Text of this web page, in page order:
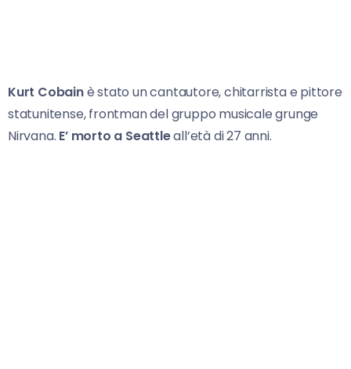
Kurt Cobainè stato un cantautore, chitarrista e pittore
statunitense, frontman del gruppo musicale grunge
Nirvana. E’ morto a Seattleall’età di 27 anni.